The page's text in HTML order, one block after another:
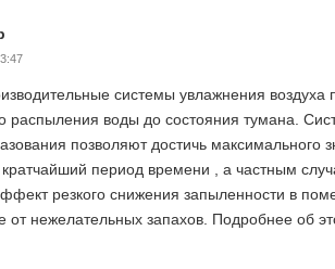
системы увлажнения воздуха
распыления воды до состояния тумана.
позволяют достичь максимального
кратчайший период времени , а частным
резкого снижения запыленности в
от нежелательных запахов. Подробнее об